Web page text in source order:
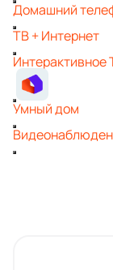
Домашний
ТВ + Интернет
Интерактивное
Умный дом